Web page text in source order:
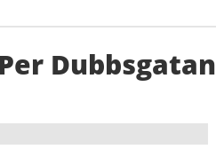
Dubbsgatan